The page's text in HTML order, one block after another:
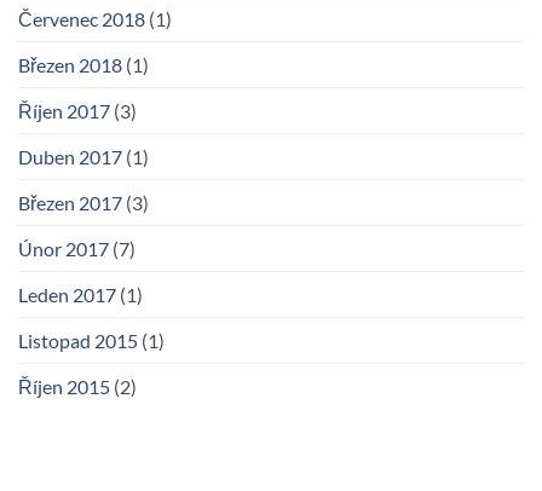
Červenec 2018 (1)
Březen 2018 (1)
Říjen 2017 (3)
Duben 2017 (1)
Březen 2017 (3)
Únor 2017 (7)
Leden 2017 (1)
Listopad 2015 (1)
Říjen 2015 (2)